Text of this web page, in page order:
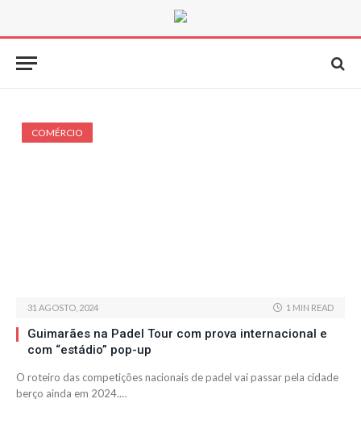
COMÉRCIO
31 AGOSTO, 2024 1 MIN READ
Guimarães na Padel Tour com prova internacional e
com “estádio” pop-up
O roteiro das competições nacionais de padel vai passar pela cidade
berço ainda em 2024.…